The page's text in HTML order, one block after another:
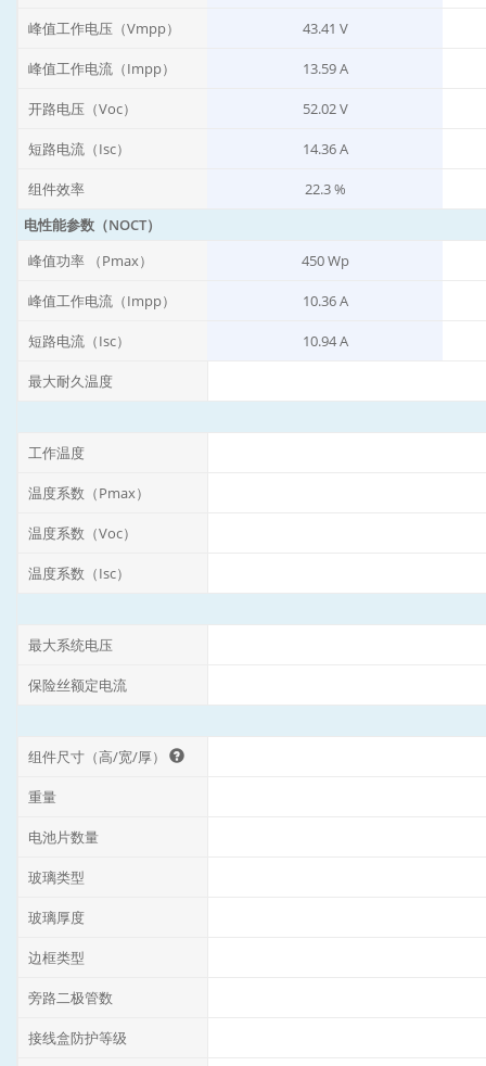
峰值工作电压（Vmpp） 43.41 V
峰值工作电流（Impp） 13.59 A
开路电压（Voc） 52.02 V
短路电流（Isc） 14.36 A
组件效率
22.3 %
电性能参数（NOCT）
峰值功率 （Pmax）
450 Wp
峰值工作电流（Impp） 10.36 A
短路电流（Isc） 10.94 A
最大耐久温度
工作温度
温度系数（Pmax）
温度系数（Voc）
温度系数（Isc）
最大系统电压
保险丝额定电流
组件尺寸（高/宽/厚）
重量
电池片数量
玻璃类型
玻璃厚度
边框类型
旁路二极管数
接线盒防护等级